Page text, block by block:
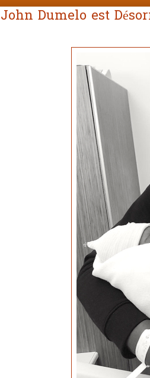
John Dumelo est